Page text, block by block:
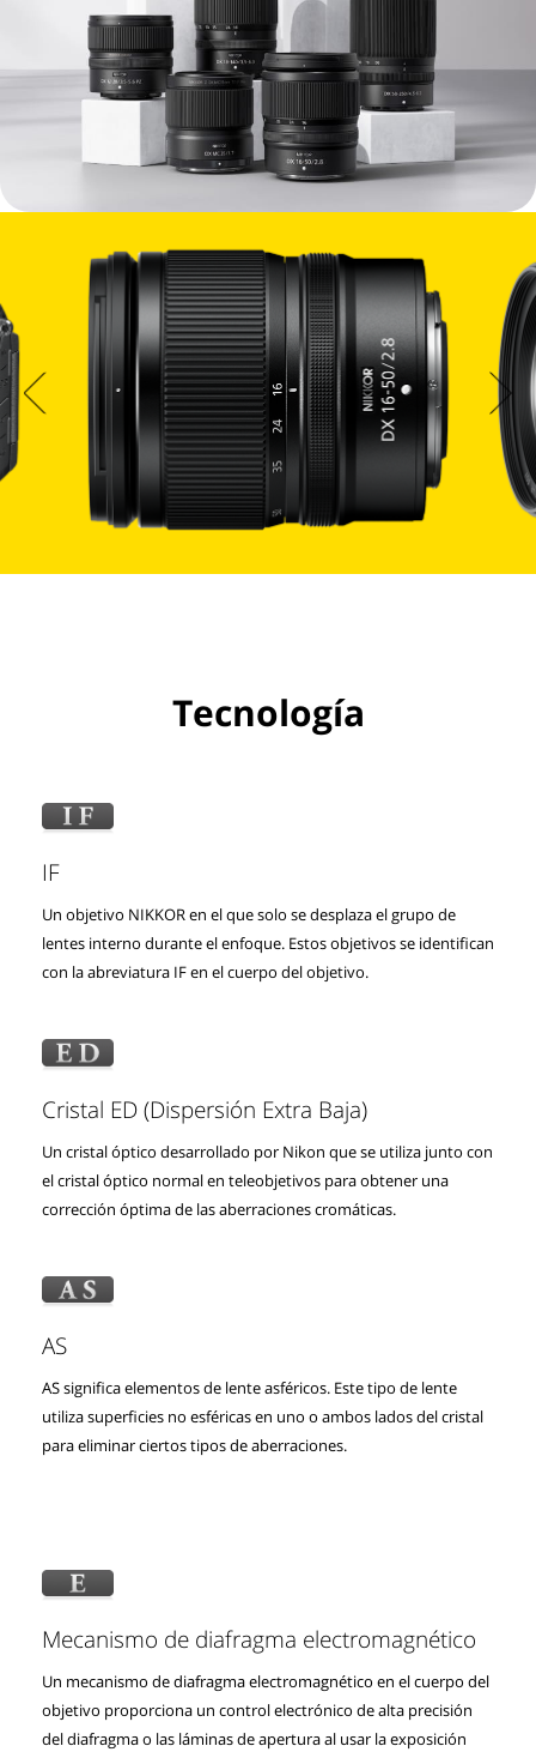
Tecnología
IF
Un objetivo NIKKOR en el que solo se desplaza el grupo de
lentes interno durante el enfoque. Estos objetivos se identifican
con la abreviatura IF en el cuerpo del objetivo.
Cristal ED (Dispersión Extra Baja)
Un cristal óptico desarrollado por Nikon que se utiliza junto con
el cristal óptico normal en teleobjetivos para obtener una
corrección óptima de las aberraciones cromáticas.
AS
AS significa elementos de lente asféricos. Este tipo de lente
utiliza superficies no esféricas en uno o ambos lados del cristal
para eliminar ciertos tipos de aberraciones.
Mecanismo de diafragma electromagnético
Un mecanismo de diafragma electromagnético en el cuerpo del
objetivo proporciona un control electrónico de alta precisión
del diafragma o las láminas de apertura al usar la exposición